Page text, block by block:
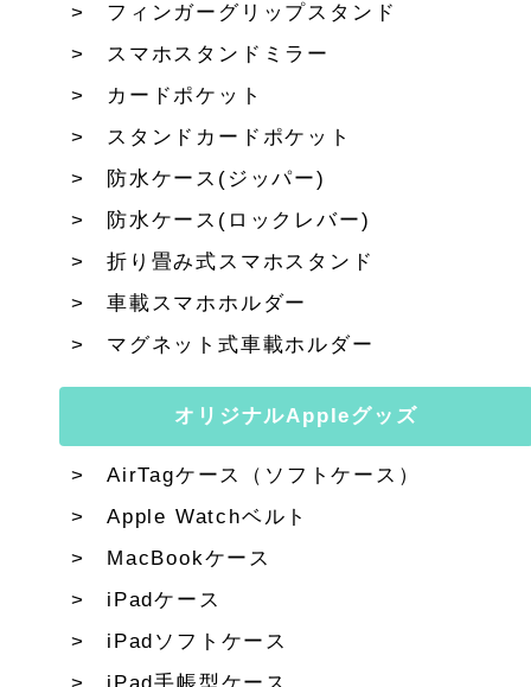
フィンガーグリップスタンド
スマホスタンドミラー
カードポケット
スタンドカードポケット
防水ケース(ジッパー)
防水ケース(ロックレバー)
折り畳み式スマホスタンド
車載スマホホルダー
マグネット式車載ホルダー
オリジナルAppleグッズ
AirTagケース（ソフトケース）
Apple Watchベルト
MacBookケース
iPadケース
iPadソフトケース